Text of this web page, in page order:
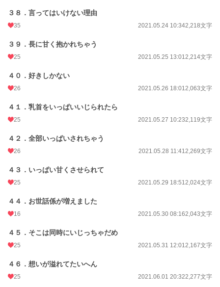
３８．言ってはいけない理由
35 2021.05.24 10:342,218文字
３９．長に甘く抱かれちゃう
25 2021.05.25 13:012,214文字
４０．好きしかない
26 2021.05.26 18:012,063文字
４１．乳首をいっぱいいじられたら
25 2021.05.27 10:232,119文字
４２．全部いっぱいされちゃう
26 2021.05.28 11:412,269文字
４３．いっぱい甘くさせられて
25 2021.05.29 18:512,024文字
４４．お世話係が増えました
16 2021.05.30 08:162,043文字
４５．そこは同時にいじっちゃだめ
25 2021.05.31 12:012,167文字
４６．想いが溢れてたいへん
25 2021.06.01 20:322,277文字